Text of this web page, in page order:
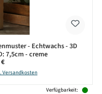
- Echtwachs - 3D
7,5cm - creme
Preis:
Versandkosten
Verfügbarkeit: